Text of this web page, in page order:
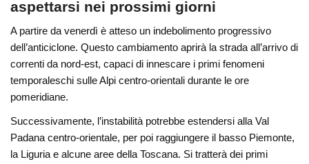
aspettarsi nei prossimi giorni
A partire da venerdì è atteso un indebolimento progressivo
dell’anticiclone. Questo cambiamento aprirà la strada all’arrivo di
correnti da nord-est, capaci di innescare i primi fenomeni
temporaleschi sulle Alpi centro-orientali durante le ore
pomeridiane.
Successivamente, l’instabilità potrebbe estendersi alla Val
Padana centro-orientale, per poi raggiungere il basso Piemonte,
la Liguria e alcune aree della Toscana. Si tratterà dei primi